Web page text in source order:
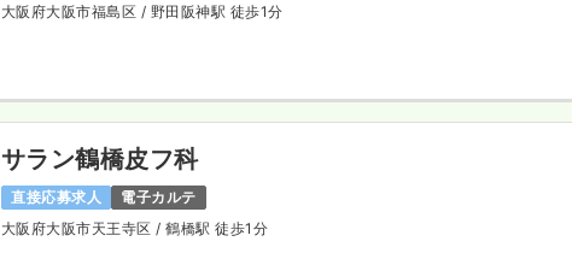
大阪府大阪市福島区 / 野田阪神駅 徒歩1分
サラン鶴橋皮フ科
直接応募求人
電子カルテ
大阪府大阪市天王寺区/ 鶴橋駅 徒歩1分